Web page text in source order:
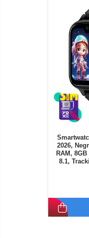
Oglinzi auto smart
Camere
Mini Video Camera
Accesorii Camere
Casti Wireless
Casti Profesionale
Smartwatch
Ceasuri Smart pentru
Inel Smart
Accesorii Smartwatch
Smartwatch
2026,
RAM,
8.1,